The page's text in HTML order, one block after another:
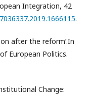
Integration, 42
.
after the reform’.In
European Politics.
Change: